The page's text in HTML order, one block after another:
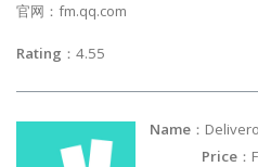
官网：fm.qq.com
Rating ：4.55
Name ：
Price